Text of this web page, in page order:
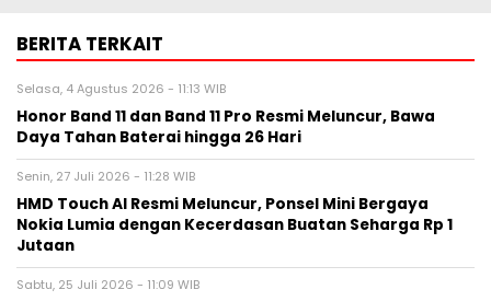
BERITA TERKAIT
Selasa, 4 Agustus 2026 - 11:13 WIB
Honor Band 11 dan Band 11 Pro Resmi Meluncur, Bawa
Daya Tahan Baterai hingga 26 Hari
Senin, 27 Juli 2026 - 11:28 WIB
HMD Touch AI Resmi Meluncur, Ponsel Mini Bergaya
Nokia Lumia dengan Kecerdasan Buatan Seharga Rp 1
Jutaan
Sabtu, 25 Juli 2026 - 11:09 WIB